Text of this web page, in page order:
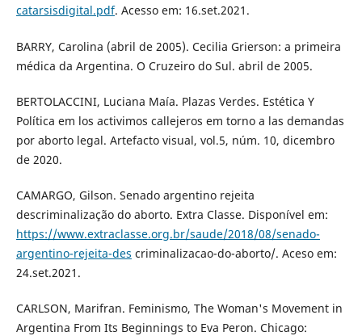
catarsisdigital.pdf. Acesso em: 16.set.2021.
BARRY, Carolina (abril de 2005). Cecilia Grierson: a primeira
médica da Argentina. O Cruzeiro do Sul. abril de 2005.
BERTOLACCINI, Luciana Maía. Plazas Verdes. Estética Y
Política em los activimos callejeros em torno a las demandas
por aborto legal. Artefacto visual, vol.5, núm. 10, dicembro
de 2020.
CAMARGO, Gilson. Senado argentino rejeita
descriminalização do aborto. Extra Classe. Disponível em:
https://www.extraclasse.org.br/saude/2018/08/senado-
argentino-rejeita-des criminalizacao-do-aborto/. Aceso em:
24.set.2021.
CARLSON, Marifran. Feminismo, The Woman's Movement in
Argentina From Its Beginnings to Eva Peron. Chicago: